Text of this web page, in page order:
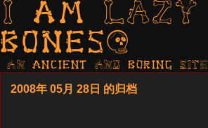
I am LAZY
bones?
AN ancient AND boring SITE
2008年 05月 28日 的归档